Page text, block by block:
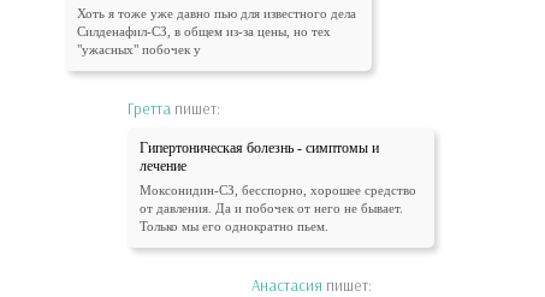
Хоть я тоже уже давно пью для известного дела
Силденафил-СЗ, в общем из-за цены, но тех
"ужасных" побочек у
Гретта пишет:
Гипертоническая болезнь - симптомы и
лечение
Моксонидин-СЗ, бесспорно, хорошее средство
от давления. Да и побочек от него не бывает.
Только мы его однократно пьем.
Анастасия пишет: